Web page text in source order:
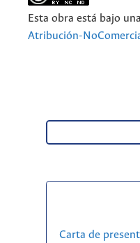
Esta obra está bajo
Atribución-
Carta de